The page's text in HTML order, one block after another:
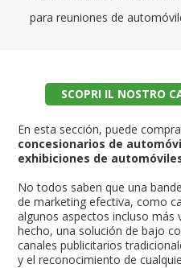
para reuniones de
SCOPRI IL NOSTRO
En esta sección, puede
concesionarios de
exhibiciones de
No todos saben que una
de marketing efectiva, como
algunos aspectos incluso más
hecho, una solución de bajo
canales publicitarios
y el reconocimiento de